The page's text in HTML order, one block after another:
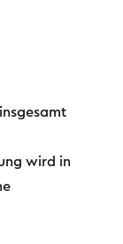
wird in